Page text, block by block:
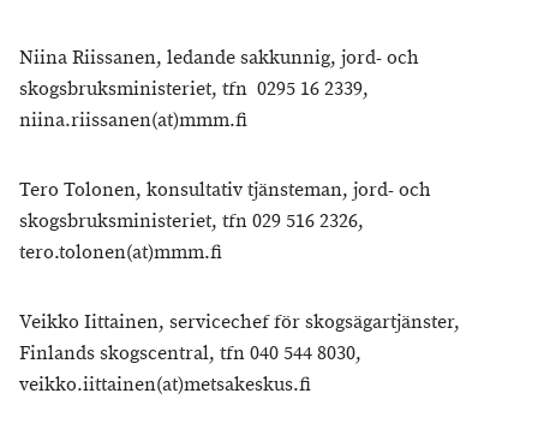
Niina Riissanen, ledande sakkunnig, jord- och
skogsbruksministeriet, tfn 0295 16 2339,
niina.riissanen(at)mmm.fi
Tero Tolonen, konsultativ tjänsteman, jord- och
skogsbruksministeriet, tfn 029 516 2326,
tero.tolonen(at)mmm.fi
Veikko Iittainen, servicechef för skogsägartjänster,
Finlands skogscentral, tfn 040 544 8030,
veikko.iittainen(at)metsakeskus.fi